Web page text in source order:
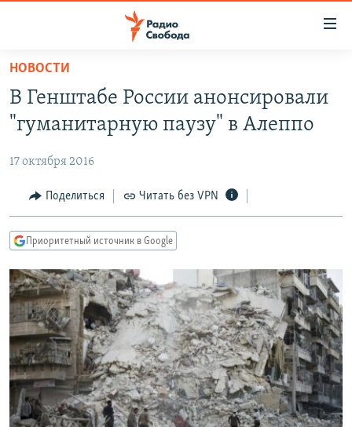
упрощенного
доступа
Вернуться
основному
Вернутся
главной
навигации
Вернутся
поиску
ПОДКАСТЫ
АВТОРСКИЕ ПРОЕКТЫ
ЦИТАТЫ СВОБОДЫ
МНЕНИЯ
IDEL.РЕАЛИИ
КАВКАЗ.РЕАЛИИ
СЕВЕР.РЕАЛИИ
СИБИРЬ.РЕАЛИИ
РАСПИСАНИЕ ВЕЩАНИЯ
ПОДПИШИТЕСЬ НА РАССЫЛКУ
НОВОСТИ
В Генштабе России анонсировали
"гуманитарную паузу" в Алеппо
17 октября 2016
Поделиться Читать без VPN
Приоритетный источник в Google